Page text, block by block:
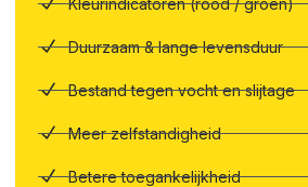
Duurzaam & lange levensduur
Bestand tegen vocht en slijtage
Meer zelfstandigheid
Betere toegankelijkheid